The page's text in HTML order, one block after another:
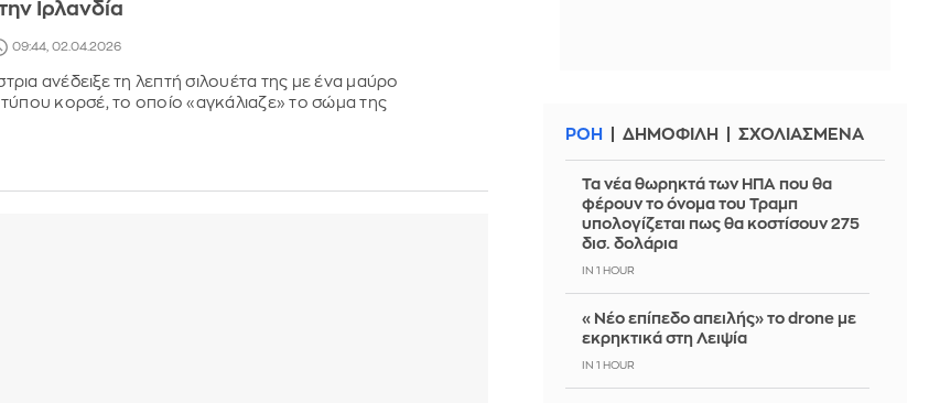
Ιρλανδία
09:44, 02.04.2026
ανέδειξε τη λεπτή σιλουέτα της με ένα μαύρο
τύπου κορσέ, το οποίο «αγκάλιαζε» το σώμα της
ΡΟΗ ΔΗΜΟΦΙΛΗ ΣΧΟΛΙΑΣΜΕΝΑ
Τα νέα θωρηκτά των ΗΠΑ που θα
φέρουν το όνομα του Τραμπ
υπολογίζεται πως θα κοστίσουν 275
δισ. δολάρια
IN 1 HOUR
«Νέο επίπεδο απειλής» το drone με
εκρηκτικά στη Λειψία
IN 1 HOUR